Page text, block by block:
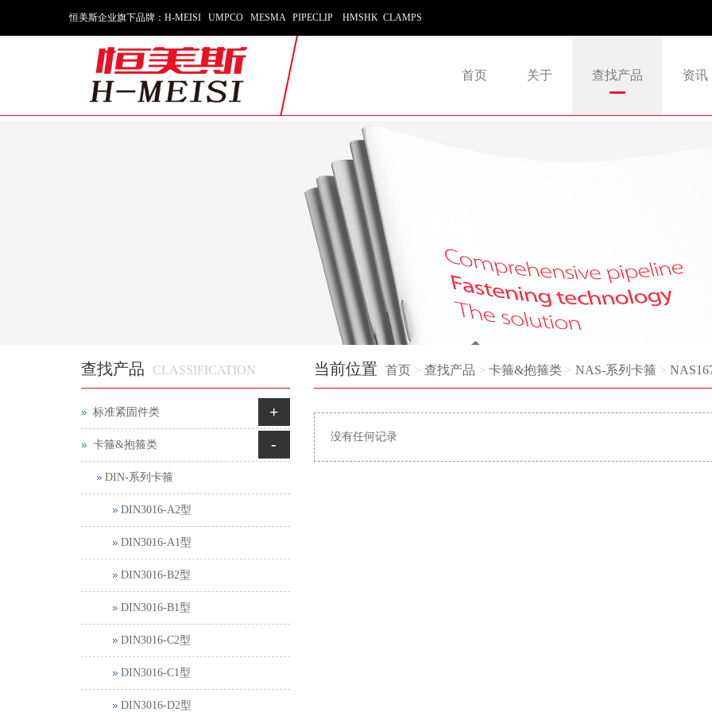
恒美斯企业旗下品牌：H-MEISI UMPCO MESMA PIPECLIP HMSHK CLAMPS
首页 关于 查找产品 资讯
当前位置 首页> 查找产品 > 卡箍&抱箍类> NAS-系列卡箍 >
没有任何记录
查找产品 CLASSIFICATION
标准紧固件类 +
卡箍&抱箍类 -
DIN-系列卡箍
DIN3016-A2型
DIN3016-A1型
DIN3016-B2型
DIN3016-B1型
DIN3016-C2型
DIN3016-C1型
DIN3016-D2型